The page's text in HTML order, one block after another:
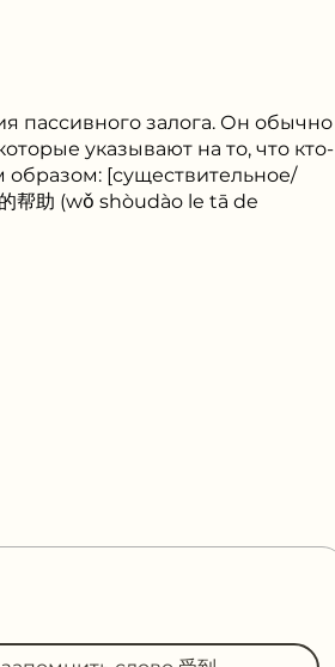
пассивного залога. Он обычно
указывают на то, что кто-
образом: [существительное/
帮助 (wǒ shòudào le tā de